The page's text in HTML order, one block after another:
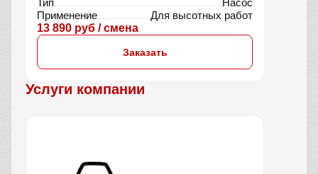
Тип
Насос
Применение
Для высотных работ
13 890 руб / смена
Заказать
Услуги компании